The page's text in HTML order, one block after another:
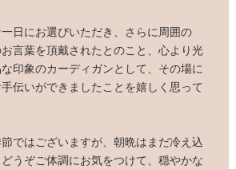
日にお選びいただき、さらに周囲の
言葉を頂戴されたとのこと、心より光
印象のカーディガンとして、その場に
伝いができましたことを嬉しく思って
ではございますが、朝晩はまだ冷え込
うぞご体調にお気をつけて、穏やかな